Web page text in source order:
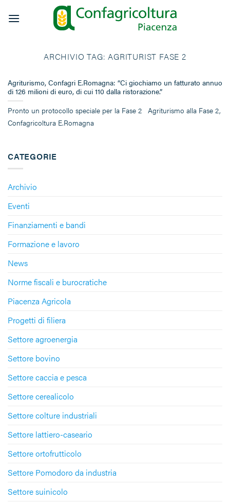
ARCHIVIO TAG:AGRITURIST FASE 2
CATEGORIE
Archivio
Eventi
Finanziamenti e bandi
Formazione e lavoro
News
Norme fiscali e burocratiche
Piacenza Agricola
Progetti di filiera
Settore agroenergia
Settore bovino
Settore caccia e pesca
Settore cerealicolo
Settore colture industriali
Settore lattiero-caseario
Settore ortofrutticolo
Settore Pomodoro da industria
Settore suinicolo
Agriturismo, Confagri E.Romagna: “Ci giochiamo un fatturato annuo
di 126 milioni di euro, di cui 110 dalla ristorazione.”
Pronto un protocollo speciale per la Fase 2 Agriturismo alla Fase 2,
Confagricoltura E.Romagna